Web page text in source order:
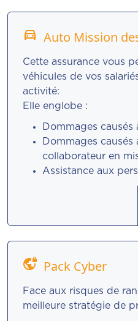
directions_car_filled Auto Mission
Cette assurance vous
véhicules de vos
activité:
Elle englobe :
Dommages causés
Dommages causés
collaborateur en
Assistance aux
vpn_lock Pack Cyber
Face aux risques de
meilleure stratégie de